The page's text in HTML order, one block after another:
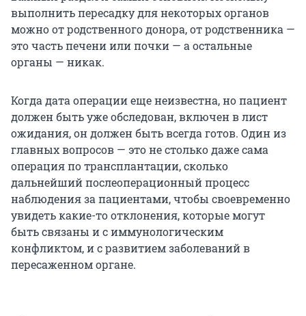
выполнить пересадку для некоторых органов
можно от родственного донора, от родственника —
это часть печени или почки — а остальные
органы — никак.
Когда дата операции еще неизвестна, но пациент
должен быть уже обследован, включен в лист
ожидания, он должен быть всегда готов. Один из
главных вопросов — это не столько даже сама
операция по трансплантации, сколько
дальнейший послеоперационный процесс
наблюдения за пациентами, чтобы своевременно
увидеть какие-то отклонения, которые могут
быть связаны и с иммунологическим
конфликтом, и с развитием заболеваний в
пересаженном органе.